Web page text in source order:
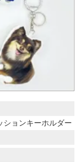
ションキーホルダー